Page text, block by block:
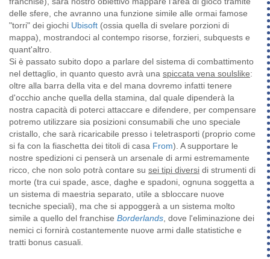
delle sfere, che avranno una funzione simile alle ormai famose
"torri" dei giochi Ubisoft (ossia quella di svelare porzioni di
mappa), mostrandoci al contempo risorse, forzieri, subquests e
quant'altro.
Si è passato subito dopo a parlare del sistema di combattimento
nel dettaglio, in quanto questo avrà una spiccata vena soulslike:
oltre alla barra della vita e del mana dovremo infatti tenere
d'occhio anche quella della stamina, dal quale dipenderà la
nostra capacità di poterci attaccare e difendere, per compensare
potremo utilizzare sia posizioni consumabili che uno speciale
cristallo, che sarà ricaricabile presso i teletrasporti (proprio come
si fa con la fiaschetta dei titoli di casa From). A supportare le
nostre spedizioni ci penserà un arsenale di armi estremamente
ricco, che non solo potrà contare su sei tipi diversi di strumenti di
morte (tra cui spade, asce, daghe e spadoni, ognuna soggetta a
un sistema di maestria separato, utile a sbloccare nuove
tecniche speciali), ma che si appoggerà a un sistema molto
simile a quello del franchise Borderlands , dove l'eliminazione dei
nemici ci fornirà costantemente nuove armi dalle statistiche e
tratti bonus casuali.